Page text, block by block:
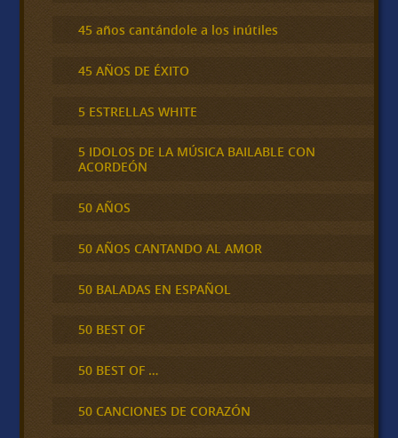
45 años cantándole a los inútiles
45 AÑOS DE ÉXITO
5 ESTRELLAS WHITE
5 IDOLOS DE LA MÚSICA BAILABLE CON
ACORDEÓN
50 AÑOS
50 AÑOS CANTANDO AL AMOR
50 BALADAS EN ESPAÑOL
50 BEST OF
50 BEST OF …
50 CANCIONES DE CORAZÓN